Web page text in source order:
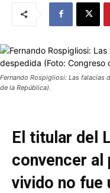
Fernando Rospigliosi: Las falacias
de la República).
El titular del
convencer al
vivido no fue